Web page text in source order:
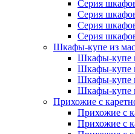
Серия
Серия
Серия
Серия
Шкафы-купе из
Шкафы-купе
Шкафы-купе
Шкафы-купе
Шкафы-купе
Прихожие с
Прихожие с
Прихожие с